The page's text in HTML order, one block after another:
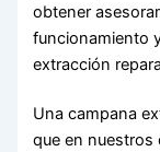
obtener
funcionamiento
extracción
Una campana
que en nuestros